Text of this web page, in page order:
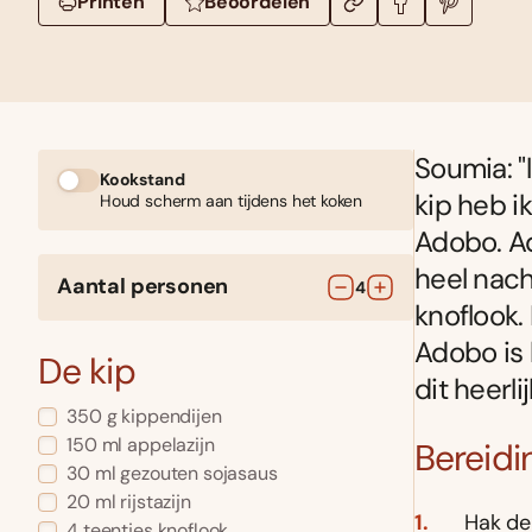
Kookstand
Houd scherm aan tijdens het koken
Aantal personen 4
De kip
350 g kippendijen
150 ml appelazijn
30 ml gezouten sojasaus
20 ml rijstazijn
Soumia:
kip heb
Adobo.
heel
Adobo is
dit
Hak